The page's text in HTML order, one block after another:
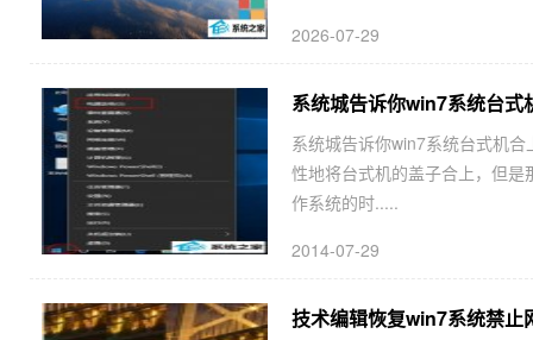
2026-07-29
系统城告诉你win7系统台式
系统城告诉你win7系统台式机
性地将台式机的盖子合上，但
作系统的时.....
2014-07-29
技术编辑恢复win7系统禁止